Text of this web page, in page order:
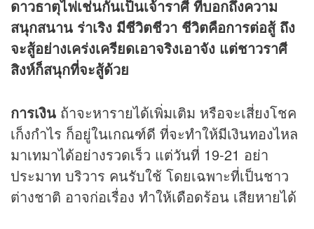
ดาวธาตุไฟเช่นกันเป็นเจ้าราศี ที่บอกถึงความ
สนุกสนาน ร่าเริง มีชีวิตชีวา ชีวิตคือการต่อสู้ ถึง
จะสู้อย่างเคร่งเครียดเอาจริงเอาจัง แต่ชาวราศี
สิงห์ก็สนุกที่จะสู้ด้วย
การเงิน ถ้าจะหารายได้เพิ่มเติม หรือจะเสี่ยงโชค
เก็งกำไร ก็อยู่ในเกณฑ์ดี ที่จะทำให้มีเงินทองไหล
มาเทมาได้อย่างรวดเร็ว แต่วันที่ 19-21 อย่า
ประมาท บริวาร คนรับใช้ โดยเฉพาะที่เป็นชาว
ต่างชาติ อาจก่อเรื่อง ทำให้เดือดร้อน เสียหายได้